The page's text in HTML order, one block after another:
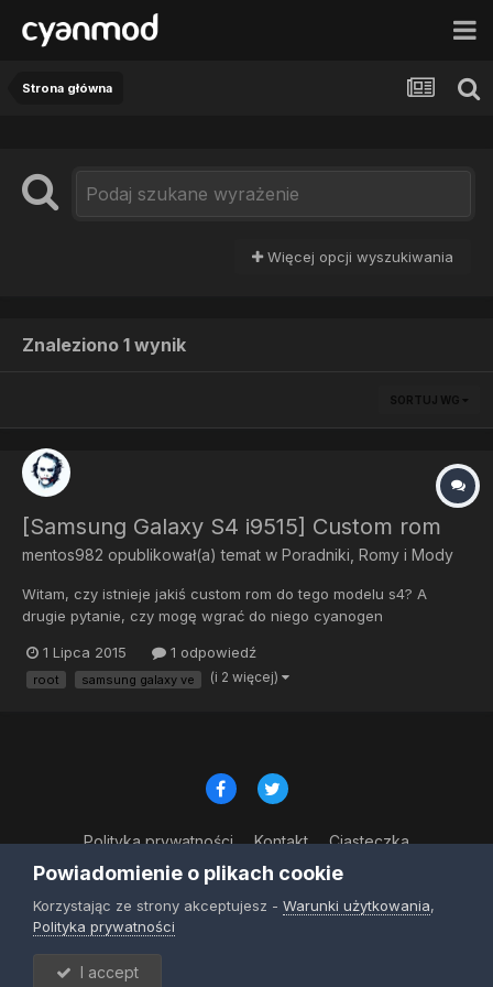
Strona główna
Więcej opcji wyszukiwania
Znaleziono 1 wynik
SORTUJ WG
[Samsung Galaxy S4 i9515] Custom rom
mentos982 opublikował(a) temat w Poradniki, Romy i Mody
Witam, czy istnieje jakiś custom rom do tego modelu s4? A
drugie pytanie, czy mogę wgrać do niego cyanogen
1 Lipca 2015
1 odpowiedź
root samsung galaxy ve (i 2 więcej)
Polityka prywatności Kontakt Ciasteczka
© Copyright 2023
Powered by Invision Community
Powiadomienie o plikach cookie
Korzystając ze strony akceptujesz - Warunki użytkowania,
Polityka prywatności
I accept